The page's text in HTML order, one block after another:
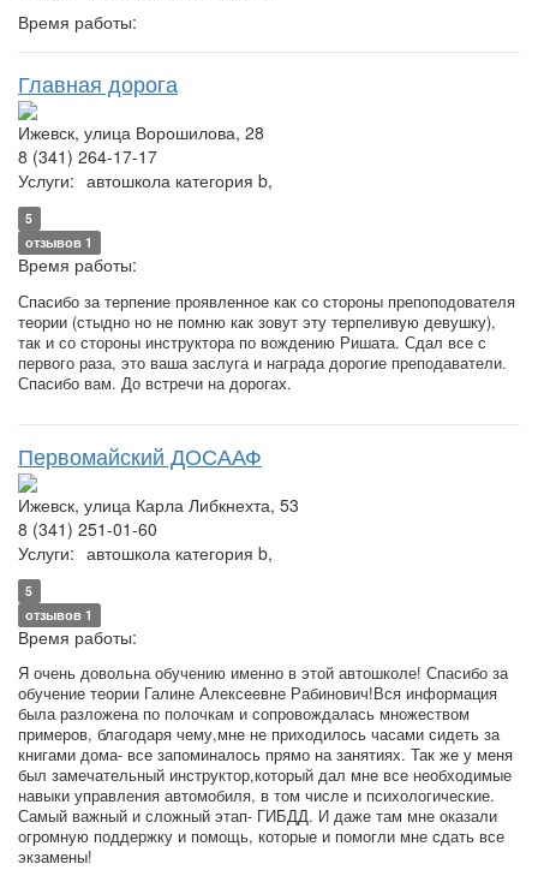
Время работы:
Главная дорога
Ижевск, улица Ворошилова, 28
8 (341) 264-17-17
Услуги: автошкола категория b,
5
отзывов 1
Время работы:
Спасибо за терпение проявленное как со стороны препоподователя
теории (стыдно но не помню как зовут эту терпеливую девушку),
так и со стороны инструктора по вождению Ришата. Сдал все с
первого раза, это ваша заслуга и награда дорогие преподаватели.
Спасибо вам. До встречи на дорогах.
Первомайский ДОСААФ
Ижевск, улица Карла Либкнехта, 53
8 (341) 251-01-60
Услуги: автошкола категория b,
5
отзывов 1
Время работы:
Я очень довольна обучению именно в этой автошколе! Спасибо за
обучение теории Галине Алексеевне Рабинович!Вся информация
была разложена по полочкам и сопровождалась множеством
примеров, благодаря чему,мне не приходилось часами сидеть за
книгами дома- все запоминалось прямо на занятиях. Так же у меня
был замечательный инструктор,который дал мне все необходимые
навыки управления автомобиля, в том числе и психологические.
Самый важный и сложный этап- ГИБДД. И даже там мне оказали
огромную поддержку и помощь, которые и помогли мне сдать все
экзамены!